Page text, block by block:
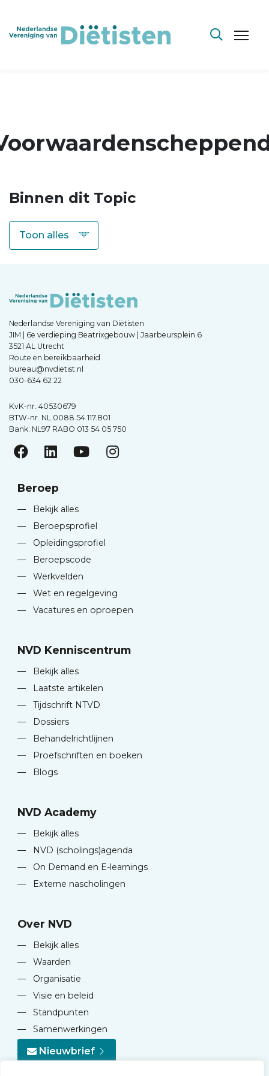
Binnen dit Topic
Nederlandse Vereniging van Diëtisten
JIM | 6e verdieping Beatrixgebouw | Jaarbeursplein 6
3521 AL Utrecht
Route en bereikbaarheid
bureau@nvdietist.nl
030-634 62 22
KvK-nr. 40530679
BTW-nr. NL.0088.54.117.B01
Bank: NL97 RABO 013 54 05 750
Beroep
—
Bekijk alles
—
Beroepsprofiel
—
Opleidingsprofiel
—
Beroepscode
—
Werkvelden
—
Wet en regelgeving
—
Vacatures en oproepen
NVD Kenniscentrum
—
Bekijk alles
—
Laatste artikelen
—
Tijdschrift NTVD
—
Dossiers
—
Behandelrichtlijnen
—
Proefschriften en boeken
—
Blogs
NVD Academy
—
Bekijk alles
—
NVD (scholings)agenda
—
On Demand en E-learnings
—
Externe nascholingen
Over NVD
—
Bekijk alles
—
Waarden
—
Organisatie
—
Visie en beleid
—
Standpunten
—
Samenwerkingen
Nieuwbrief